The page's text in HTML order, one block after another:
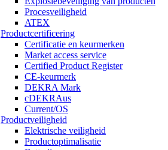
Procesveiligheid
ATEX
Productcertificering
Certificatie en keurmerken
Market access service
Certified Product Register
CE-keurmerk
DEKRA Mark
cDEKRAus
Current/OS
Productveiligheid
Elektrische veiligheid
Productoptimalisatie